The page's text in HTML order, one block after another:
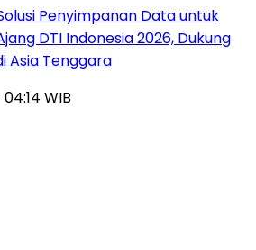
Penyimpanan Data untuk
DTI Indonesia 2026, Dukung
Asia Tenggara
WIB